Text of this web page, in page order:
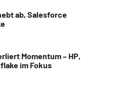
ab, Salesforce
Momentum – HP,
im Fokus